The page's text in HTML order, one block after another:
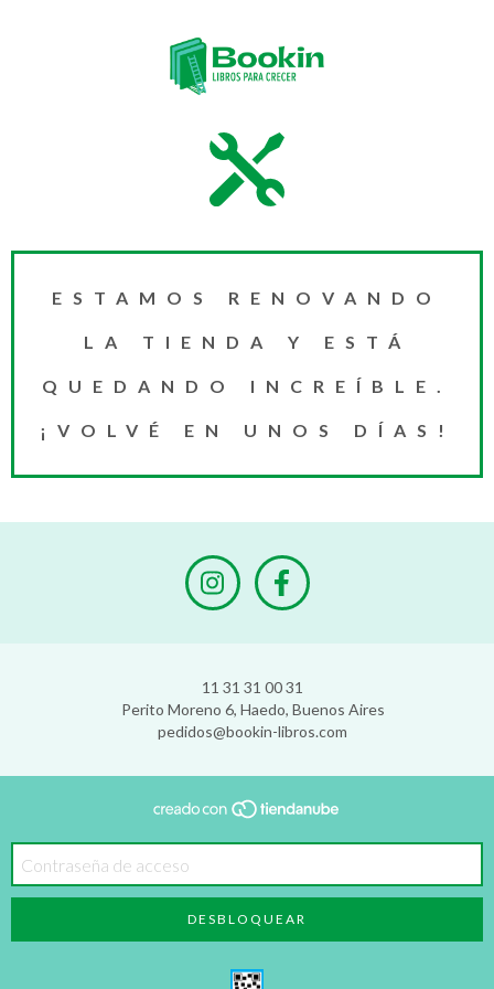
ESTAMOS RENOVANDO
LA TIENDA Y ESTÁ
QUEDANDO INCREÍBLE.
¡VOLVÉ EN UNOS DÍAS!
11 31 31 00 31
Perito Moreno 6, Haedo, Buenos Aires
pedidos@bookin-libros.com